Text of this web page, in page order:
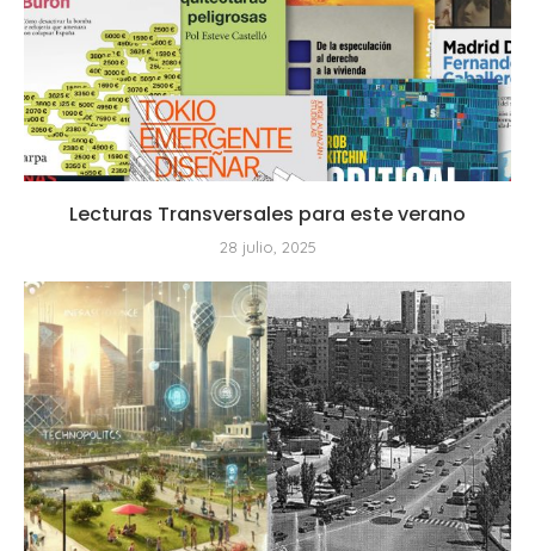
Lecturas Transversales para este verano
28 julio, 2025